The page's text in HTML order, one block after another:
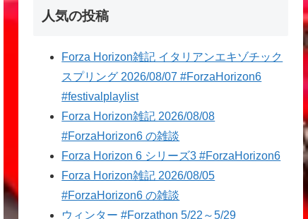
人気の投稿
Forza Horizon雑記 イタリアンエキゾチック
スプリング 2026/08/07 #ForzaHorizon6
#festivalplaylist
Forza Horizon雑記 2026/08/08
#ForzaHorizon6 の雑談
Forza Horizon 6 シリーズ3 #ForzaHorizon6
Forza Horizon雑記 2026/08/05
#ForzaHorizon6 の雑談
ウィンター #Forzathon 5/22～5/29